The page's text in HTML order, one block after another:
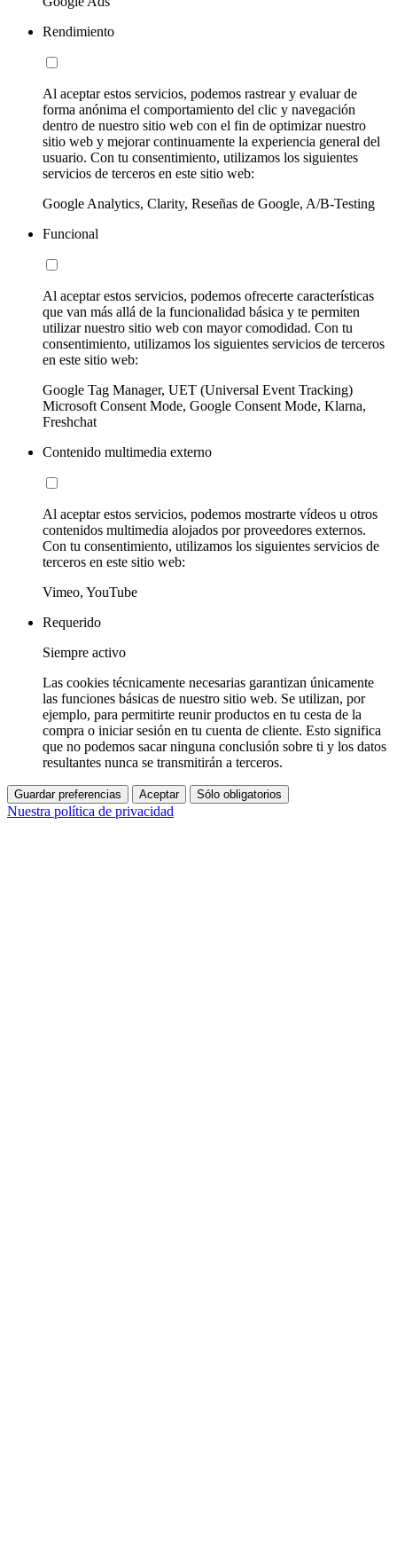
Rendimiento
Al aceptar estos servicios, podemos rastrear y evaluar de
forma anónima el comportamiento del clic y navegación
dentro de nuestro sitio web con el fin de optimizar nuestro
sitio web y mejorar continuamente la experiencia general del
usuario. Con tu consentimiento, utilizamos los siguientes
servicios de terceros en este sitio web:
Google Analytics, Clarity, Reseñas de Google, A/B-Testing
Funcional
Al aceptar estos servicios, podemos ofrecerte características
que van más allá de la funcionalidad básica y te permiten
utilizar nuestro sitio web con mayor comodidad. Con tu
consentimiento, utilizamos los siguientes servicios de terceros
en este sitio web:
Google Tag Manager, UET (Universal Event Tracking)
Microsoft Consent Mode, Google Consent Mode, Klarna,
Freshchat
Contenido multimedia externo
Al aceptar estos servicios, podemos mostrarte vídeos u otros
contenidos multimedia alojados por proveedores externos.
Con tu consentimiento, utilizamos los siguientes servicios de
terceros en este sitio web:
Vimeo, YouTube
Requerido
Siempre activo
Las cookies técnicamente necesarias garantizan únicamente
las funciones básicas de nuestro sitio web. Se utilizan, por
ejemplo, para permitirte reunir productos en tu cesta de la
compra o iniciar sesión en tu cuenta de cliente. Esto significa
que no podemos sacar ninguna conclusión sobre ti y los datos
resultantes nunca se transmitirán a terceros.
Guardar preferencias Aceptar Sólo obligatorios
Nuestra política de privacidad